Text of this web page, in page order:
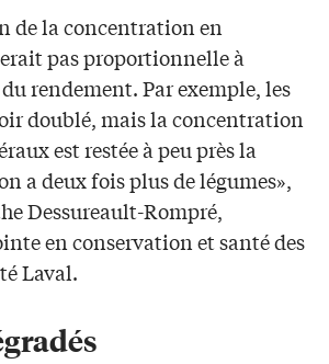
de la concentration en
pas proportionnelle à
rendement. Par exemple, les
doublé, mais la concentration
est restée à peu près la
a deux fois plus de légumes»,
Dessureault-Rompré,
en conservation et santé des
Laval.